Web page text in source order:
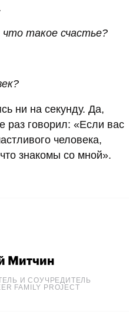
такое счастье?
ни на секунду. Да,
раз говорил: «Если вас
человека,
знакомы со мной».
Митчин
И СОУЧРЕДИТЕЛЬ
FAMILY PROJECT